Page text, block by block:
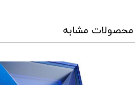
محصولات مشابه